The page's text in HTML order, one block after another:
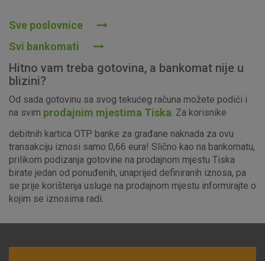
Sve poslovnice
Svi bankomati
Hitno vam treba gotovina, a bankomat nije u
blizini?
Od sada gotovinu sa svog tekućeg računa možete podići i
na svim prodajnim mjestima Tiska . Za korisnike
debitnih kartica OTP banke za građane naknada za ovu
transakciju iznosi samo 0,66 eura! Slično kao na bankomatu,
prilikom podizanja gotovine na prodajnom mjestu Tiska
birate jedan od ponuđenih, unaprijed definiranih iznosa, pa
se prije korištenja usluge na prodajnom mjestu informirajte o
kojim se iznosima radi.
Ovi kolačići nužni su za funkcioniranje internetske stranice i
postavljaju kao odgovor na vaše radnje koje uključuju zahtjev
za uslugama, kao što su postavke kolačića. Svoj preglednik
o njima, ali u tom slučaju neki dijelovi stranice neće raditi. Ti
kolačići ne pohranjuju nikakve informacije koje bi vas mogle
identificirati.
Detaljnije informacije o kolačićima